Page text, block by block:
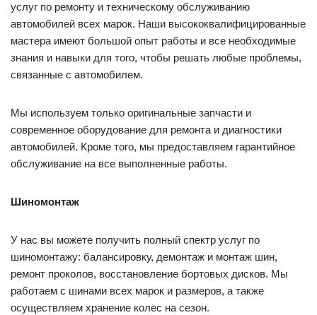
услуг по ремонту и техническому обслуживанию
автомобилей всех марок. Наши высококвалифицированные
мастера имеют большой опыт работы и все необходимые
знания и навыки для того, чтобы решать любые проблемы,
связанные с автомобилем.
Мы используем только оригинальные запчасти и
современное оборудование для ремонта и диагностики
автомобилей. Кроме того, мы предоставляем гарантийное
обслуживание на все выполненные работы.
Шиномонтаж
У нас вы можете получить полный спектр услуг по
шиномонтажу: балансировку, демонтаж и монтаж шин,
ремонт проколов, восстановление бортовых дисков. Мы
работаем с шинами всех марок и размеров, а также
осуществляем хранение колес на сезон.